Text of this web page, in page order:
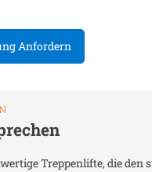
Anfordern
Treppenlifte, die den